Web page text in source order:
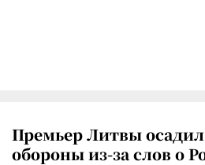
Премьер Литвы
обороны из-за слов о